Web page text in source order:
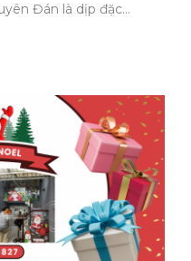
Đán là dịp đặc...